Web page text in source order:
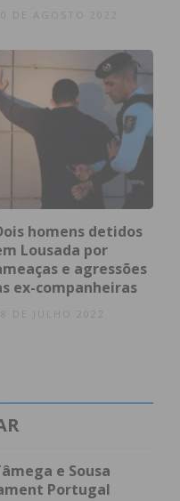
30 DE AGOSTO 2022
homens detidos
Lousada por
e agressões
ex-companheiras
e Sousa
Portugal